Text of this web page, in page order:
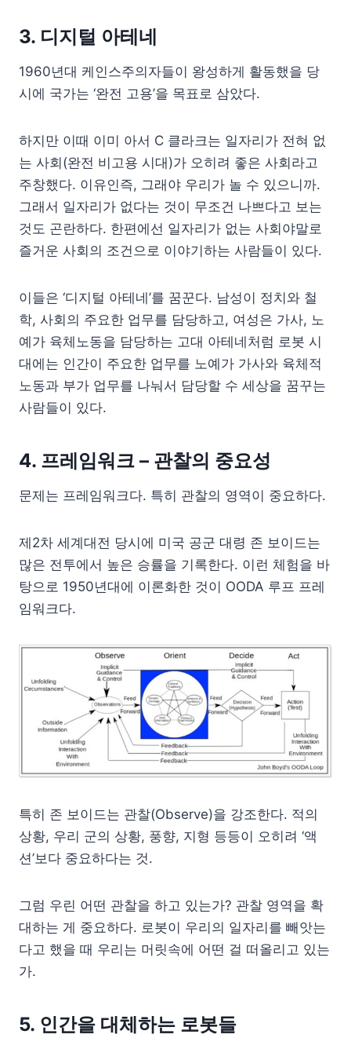
3. 디지털 아테네
1960년대 케인스주의자들이 왕성하게 활동했을 당
시에 국가는 ‘완전 고용’을 목표로 삼았다.
하지만 이때 이미 아서 C 클라크는 일자리가 전혀 없
는 사회(완전 비고용 시대)가 오히려 좋은 사회라고
주창했다. 이유인즉, 그래야 우리가 놀 수 있으니까.
그래서 일자리가 없다는 것이 무조건 나쁘다고 보는
것도 곤란하다. 한편에선 일자리가 없는 사회야말로
즐거운 사회의 조건으로 이야기하는 사람들이 있다.
이들은 ‘디지털 아테네’를 꿈꾼다. 남성이 정치와 철
학, 사회의 주요한 업무를 담당하고, 여성은 가사, 노
예가 육체노동을 담당하는 고대 아테네처럼 로봇 시
대에는 인간이 주요한 업무를 노예가 가사와 육체적
노동과 부가 업무를 나눠서 담당할 수 세상을 꿈꾸는
사람들이 있다.
4. 프레임워크 – 관찰의 중요성
문제는 프레임워크다. 특히 관찰의 영역이 중요하다.
제2차 세계대전 당시에 미국 공군 대령 존 보이드는
많은 전투에서 높은 승률을 기록한다. 이런 체험을 바
탕으로 1950년대에 이론화한 것이 OODA 루프 프레
임워크다.
특히 존 보이드는 관찰(Observe)을 강조한다. 적의
상황, 우리 군의 상황, 풍향, 지형 등등이 오히려 ‘액
션’보다 중요하다는 것.
그럼 우린 어떤 관찰을 하고 있는가? 관찰 영역을 확
대하는 게 중요하다. 로봇이 우리의 일자리를 빼앗는
다고 했을 때 우리는 머릿속에 어떤 걸 떠올리고 있는
가.
5. 인간을 대체하는 로봇들